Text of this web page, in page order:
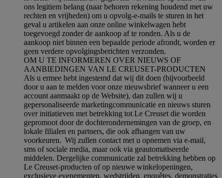
ons legitiem belang (naar behoren rekening houdend met uw
rechten en vrijheden) om u opvolg-e-mails te sturen in het
geval u artikelen aan onze online winkelwagen hebt
toegevoegd zonder de aankoop af te ronden. Als u de
aankoop niet binnen een bepaalde periode afrondt, worden er
geen verdere opvolgingsberichten verzonden.
OM U TE INFORMEREN OVER NIEUWS OF
AANBIEDINGEN VAN LE CREUSET-PRODUCTEN
Als u ermee hebt ingestemd dat wij dit doen (bijvoorbeeld
door u aan te melden voor onze nieuwsbrief wanneer u een
account aanmaakt op de Website), dan zullen wij u
gepersonaliseerde marketingcommunicatie en nieuws sturen
over initiatieven met betrekking tot Le Creuset die worden
gepromoot door de dochterondernemingen van de groep, en
lokale filialen en partners, die ook afhangen van uw
voorkeuren. Wij zullen contact met u opnemen via e-mail,
sms of sociale media, maar ook via geautomatiseerde
middelen. Dergelijke communicatie zal betrekking hebben op
Le Creuset-producten of op nieuwe winkelopeningen,
exclusieve evenementen, wedstrijden, enquêtes, demonstraties